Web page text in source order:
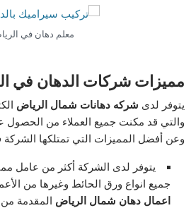
معلم دهان في
مميزات شركات الدهان في
يتوفر لدى شركه دهانات شمال الرياض
والتي قد مكنت جميع العملاء من
وعن أفضل المميزات التي تمتلكها الشركة
يتوفر لدى الشركة أكثر من عامل
جميع انواع ورق الحائط وغيرها من
اعمال دهان شمال الرياض المقدمة